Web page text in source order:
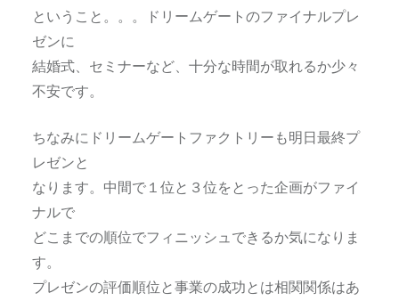
ということ。。。ドリームゲートのファイナルプレ
ゼンに
結婚式、セミナーなど、十分な時間が取れるか少々
不安です。
ちなみにドリームゲートファクトリーも明日最終プ
レゼンと
なります。中間で１位と３位をとった企画がファイ
ナルで
どこまでの順位でフィニッシュできるか気になりま
す。
プレゼンの評価順位と事業の成功とは相関関係はあ